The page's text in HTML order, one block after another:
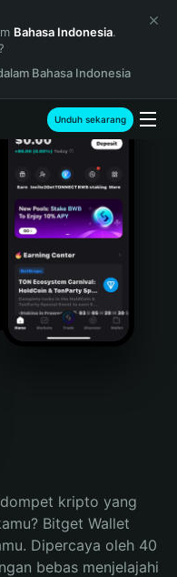
Bahasa Indonesia.
Bahasa Indonesia
Unduh sekarang
kripto yang
Bitget Wallet
Dipercaya oleh 40
bebas menjelajahi